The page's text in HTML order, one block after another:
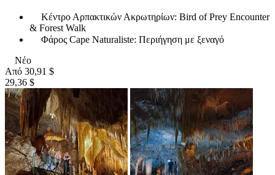
Κέντρο Αρπακτικών Ακρωτηρίων: Bird of Prey Encounter
& Forest Walk
Φάρος Cape Naturaliste: Περιήγηση με ξεναγό
Νέο
Από 30,91 $
29,36 $